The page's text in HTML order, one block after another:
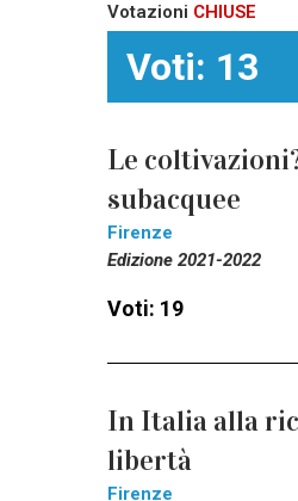
Votazioni CHIUSE
Voti: 13
Le
subacquee
Firenze
Edizione 2021-2022
Voti: 19
In Italia alla
libertà
Firenze